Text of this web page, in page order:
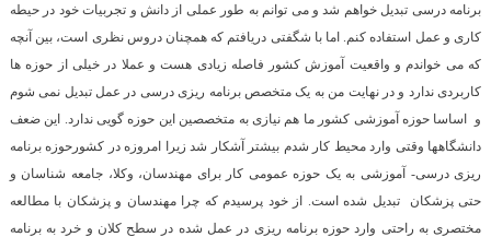
برنامه درسی تبدیل خواهم شد و می توانم به طور عملی از دانش و تجربیات خود در حیطه
کاری و عمل استفاده کنم. اما با شگفتی دریافتم که همچنان دروس نظری است، بین آنچه
که می خواندم و واقعیت آموزش کشور فاصله زیادی هست و عملا در خیلی از حوزه ها
کاربردی ندارد و در نهایت من به یک متخصص برنامه ریزی درسی در عمل تبدیل نمی شوم
و اساسا حوزه آموزشی کشور ما هم نیازی به متخصصین این حوزه گویی ندارد. این ضعف
دانشگاهها وقتی وارد محیط کار شدم بیشتر آشکار شد زیرا امروزه در کشورحوزه برنامه
ریزی درسی- آموزشی به یک حوزه عمومی کار برای مهندسان، وکلا، جامعه شناسان و
حتی پزشکان تبدیل شده است. از خود پرسیدم که چرا مهندسان و پزشکان با مطالعه
مختصری به راحتی وارد حوزه برنامه ریزی در عمل شده در سطح کلان و خرد به برنامه